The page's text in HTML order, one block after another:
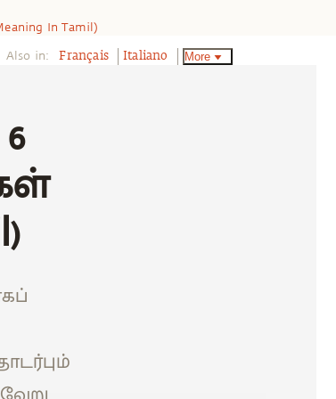
In Tamil)
Also in: Français Italiano More